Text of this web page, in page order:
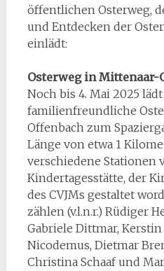
öffentlichen Osterweg,
und Entdecken der
einlädt:
Osterweg in Mittenaar-
Noch bis 4. Mai 2025
familienfreundliche
Offenbach zum
Länge von etwa 1
verschiedene Stationen
Kindertagesstätte, der
des CVJMs gestaltet
zählen (v.l.n.r.) Rüdiger
Gabriele Dittmar, Kerstin
Nicodemus, Dietmar
Christina Schaaf und